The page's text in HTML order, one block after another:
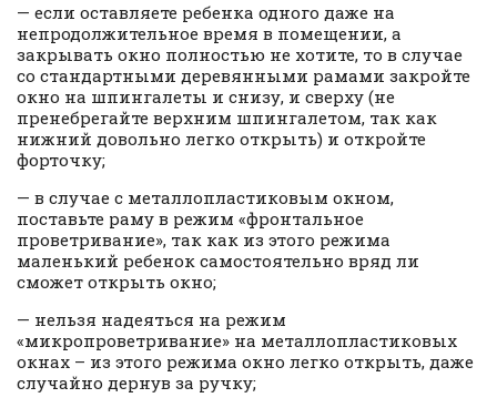
— если оставляете ребенка одного даже на
непродолжительное время в помещении, а
закрывать окно полностью не хотите, то в случае
со стандартными деревянными рамами закройте
окно на шпингалеты и снизу, и сверху (не
пренебрегайте верхним шпингалетом, так как
нижний довольно легко открыть) и откройте
форточку;
— в случае с металлопластиковым окном,
поставьте раму в режим «фронтальное
проветривание», так как из этого режима
маленький ребенок самостоятельно вряд ли
сможет открыть окно;
— нельзя надеяться на режим
«микропроветривание» на металлопластиковых
окнах – из этого режима окно легко открыть, даже
случайно дернув за ручку;